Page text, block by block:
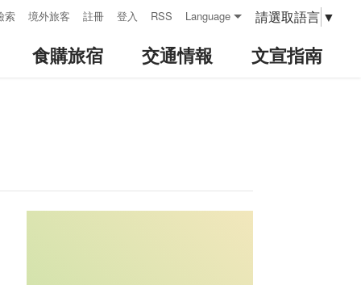
索 境外旅客 註冊 登入 RSS Language 請選取語言 ▼
食購旅宿 交通情報 文宣指南